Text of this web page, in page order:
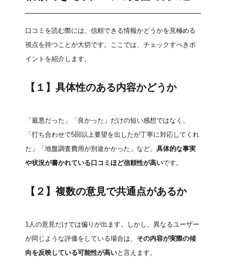
口コミを読む際には、信頼できる情報かどうかを見極める
視点を持つことが大切です。ここでは、チェックすべきポ
イントを紹介します。
【１】具体性のある内容かどうか
「最悪だった」「良かった」だけの短い感想ではなく、
「打ち合わせで5回以上要望を出したが丁寧に対応してくれ
た」「地盤調査費用が別途かかった」など、 具体的な事実
や状況が書かれている口コミほど信頼性が高いです。
【２】複数の意見で共通点があるか
1人の意見だけでは偏りが出ます。しかし、異なるユーザー
が同じような評価をしている場合は、 その内容が実際の傾
向を反映している可能性が高いと言えます。